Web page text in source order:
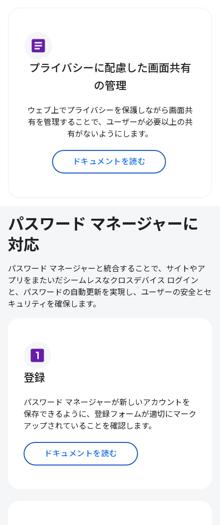
article
プライバシーに配慮した画面共有
の管理
ウェブ上でプライバシーを保護しながら画面共
有を管理することで、ユーザーが必要以上の共
有がないようにします。
ドキュメントを読む
パスワード マネージャーに
対応
パスワード マネージャーと統合することで、サイトやア
プリをまたいだシームレスなクロスデバイス ログイン
と、パスワードの自動更新を実現し、ユーザーの安全とセ
キュリティを確保します。
looks_one
登録
パスワード マネージャーが新しいアカウントを
保存できるように、登録フォームが適切にマーク
アップされていることを確認します。
ドキュメントを読む